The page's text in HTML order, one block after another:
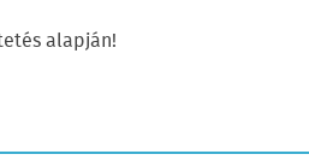
alapján!